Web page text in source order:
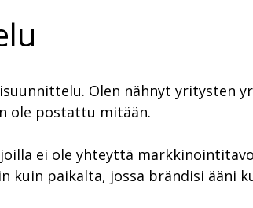
Olen nähnyt yritysten
ole postattu mitään.
ei ole yhteyttä
paikalta, jossa brändisi ääni